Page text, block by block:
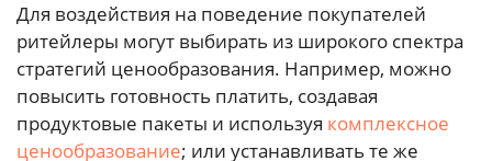
Для воздействия на поведение покупателей
ритейлеры могут выбирать из широкого спектра
стратегий ценообразования. Например, можно
повысить готовность платить, создавая
продуктовые пакеты и используя комплексное
ценообразование; или устанавливать те же